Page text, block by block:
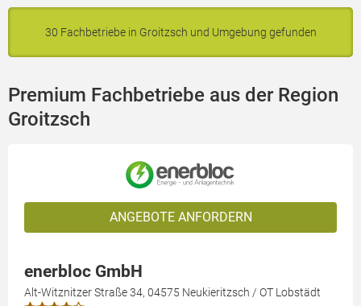
30 Fachbetriebe in Groitzsch und Umgebung gefunden
Premium Fachbetriebe aus der Region
Groitzsch
ANGEBOTE ANFORDERN
enerbloc GmbH
Alt-Witznitzer Straße 34, 04575 Neukieritzsch / OT Lobstädt